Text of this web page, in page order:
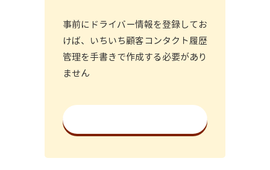
事前にドライバー情報を登録してお
けば、いちいち顧客コンタクト履歴
管理を手書きで作成する必要があり
ません